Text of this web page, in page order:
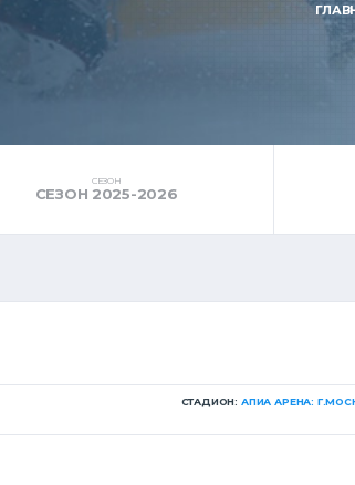
СЕЗОН
СЕЗОН 2025-2026
СТАДИОН: АПИА АРЕНА: